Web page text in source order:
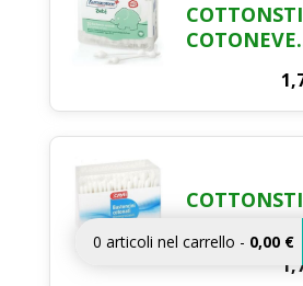
COTONEVE
COTONATI
200 PEZZI
0 articoli nel carrello - 0,00 €